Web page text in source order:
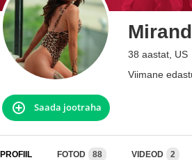
38 aastat, US
Viimane
Saada jootraha
PROFIIL FOTOD 88 VIDEOD 2